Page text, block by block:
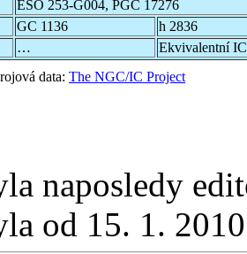
ESO 253-G004, PGC 17276
GC 1136
h 2836
…
Ekvivalentní
data: The NGC/IC Project
naposledy
od 15. 1.